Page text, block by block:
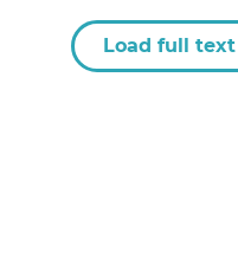
Load full text